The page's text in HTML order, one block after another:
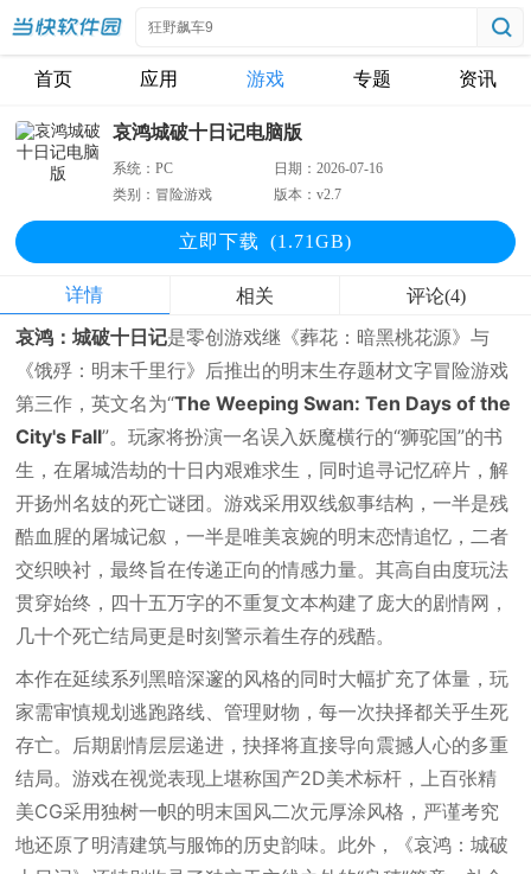
首页 应用 游戏 专题 资讯
哀鸿城破十日记电脑版
系统：PC 日期：2026-07-16
类别： 冒险游戏 版本：v2.7
立即下载 (1.71GB)
详情 相关 评论(4)
哀鸿：城破十日记是零创游戏继《葬花：暗黑桃花源》与
《饿殍：明末千里行》后推出的明末生存题材文字冒险游戏
第三作，英文名为“The Weeping Swan: Ten Days of the
City's Fall”。玩家将扮演一名误入妖魔横行的“狮驼国”的书
生，在屠城浩劫的十日内艰难求生，同时追寻记忆碎片，解
开扬州名妓的死亡谜团。游戏采用双线叙事结构，一半是残
酷血腥的屠城记叙，一半是唯美哀婉的明末恋情追忆，二者
交织映衬，最终旨在传递正向的情感力量。其高自由度玩法
贯穿始终，四十五万字的不重复文本构建了庞大的剧情网，
几十个死亡结局更是时刻警示着生存的残酷。
本作在延续系列黑暗深邃的风格的同时大幅扩充了体量，玩
家需审慎规划逃跑路线、管理财物，每一次抉择都关乎生死
存亡。后期剧情层层递进，抉择将直接导向震撼人心的多重
结局。游戏在视觉表现上堪称国产2D美术标杆，上百张精
美CG采用独树一帜的明末国风二次元厚涂风格，严谨考究
地还原了明清建筑与服饰的历史韵味。此外，《哀鸿：城破